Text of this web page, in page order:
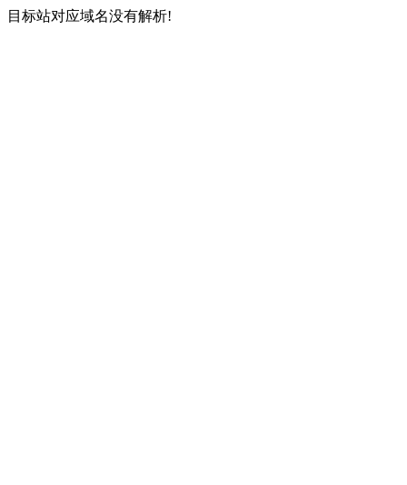
目标站对应域名没有解析!